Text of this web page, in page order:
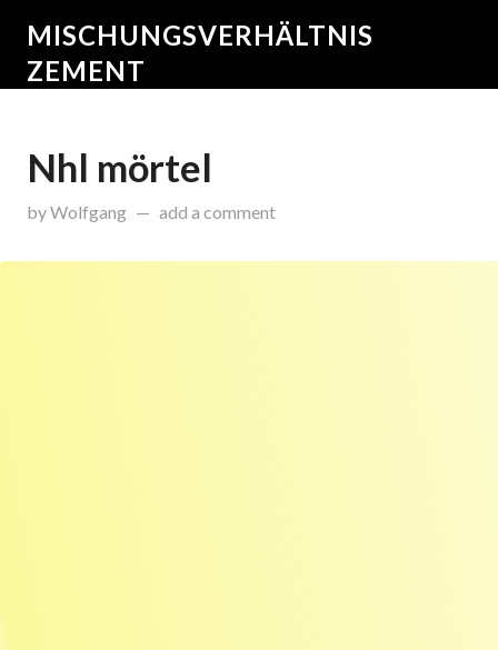
MISCHUNGSVERHÄLTNIS
ZEMENT
Nhl mörtel
byWolfgang onJuni 15, 2015
add a comment